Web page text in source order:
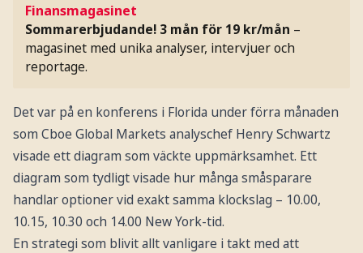
Finansmagasinet
Sommarerbjudande! 3 mån för 19 kr/mån –
magasinet med unika analyser, intervjuer och
reportage.
Det var på en konferens i Florida under förra månaden
som Cboe Global Markets analyschef Henry Schwartz
visade ett diagram som väckte uppmärksamhet. Ett
diagram som tydligt visade hur många småsparare
handlar optioner vid exakt samma klockslag – 10.00,
10.15, 10.30 och 14.00 New York-tid.
En strategi som blivit allt vanligare i takt med att